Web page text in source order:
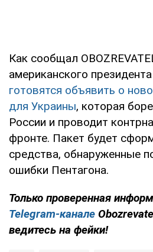
Как сообщал
американского
готовятся объявить о
для Украины, которая
России и проводит
фронте. Пакет будет
средства, обнаруженные
ошибки Пентагона.
Только проверенная
Telegram-канале
ведитесь на фейки!